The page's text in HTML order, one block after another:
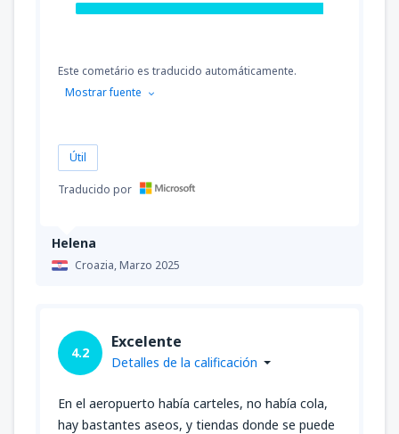
Helena
Croazia,Marzo 2025
Este cometário es traducido automáticamente.
Mostrar fuente
Útil
Traducido por
4.2
Excelente
Detalles de la calificación
En el aeropuerto había carteles, no había cola,
hay bastantes aseos, y tiendas donde se puede